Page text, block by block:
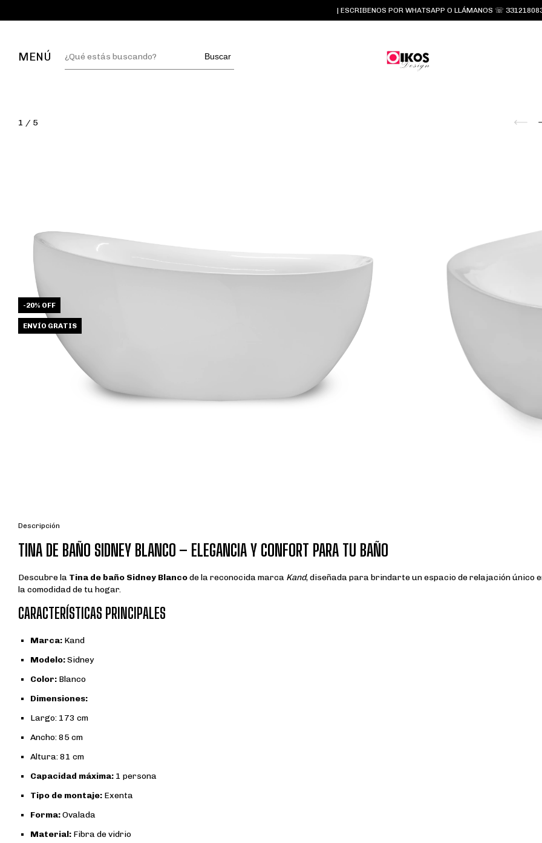
| ESCRIBENOS POR WHATSAPP O LLÁMANOS ☏ 3312180834 y
MENÚ Buscar
1 / 5
-20% OFF
ENVÍO GRATIS
Descripción
TINA DE BAÑO SIDNEY BLANCO – ELEGANCIA Y CONFORT PARA TU BAÑO
Descubre la Tina de baño Sidney Blancode la reconocida marca Kand, diseñada para brindarte un espacio de relajación único
la comodidad de tu hogar.
CARACTERÍSTICAS PRINCIPALES
Marca: Kand
Modelo:Sidney
Color: Blanco
Dimensiones:
Largo: 173 cm
Ancho: 85 cm
Altura: 81 cm
Capacidad máxima: 1 persona
Tipo de montaje: Exenta
Forma:Ovalada
Material: Fibra de vidrio